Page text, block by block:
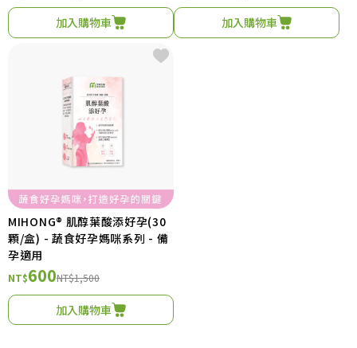
加入購物車 加入購物車
MIHONG® 肌醇葉酸添好孕(30
顆/盒) - 蔬食好孕媽咪系列 - 備
孕適用
NT$600NT$1,500
加入購物車